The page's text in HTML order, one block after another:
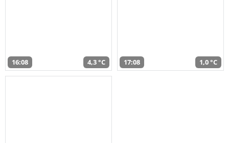
16:08 4,3 °C 17:08 1,0 °C